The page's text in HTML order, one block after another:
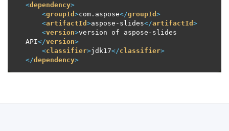
<dependency>
<groupId >com.aspose</groupId >
<artifactId >aspose-slides</artifactId >
<version>version of aspose-slides
API</version>
<classifier>jdk17</classifier>
</dependency>